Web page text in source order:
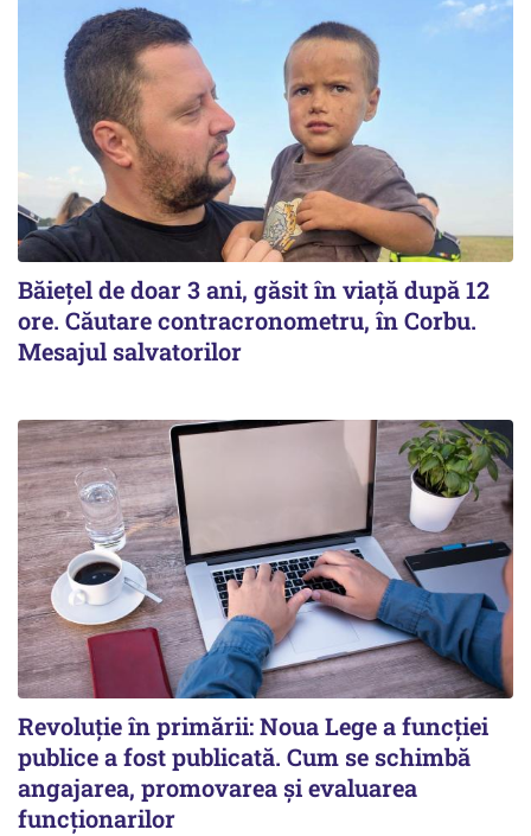
Băiețel de doar 3 ani, găsit în viață după 12
ore. Căutare contracronometru, în Corbu.
Mesajul salvatorilor
Revoluție în primării: Noua Lege a funcției
publice a fost publicată. Cum se schimbă
angajarea, promovarea și evaluarea
funcționarilor